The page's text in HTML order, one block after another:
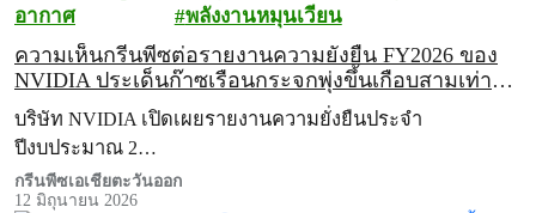
อากาศ
พลังงานหมุนเวียน
ความเห็นกรีนพีซต่อรายงานความยั่งยืน FY2026 ของ
NVIDIA ประเด็นก๊าซเรือนกระจกพุ่งขึ้นเกือบสามเท่า
จากปี 2024
บริษัท NVIDIA เปิดเผยรายงานความยั่งยืนประจำ
ปีงบประมาณ 2…
กรีนพีซเอเชียตะวันออก
12 มิถุนายน 2026